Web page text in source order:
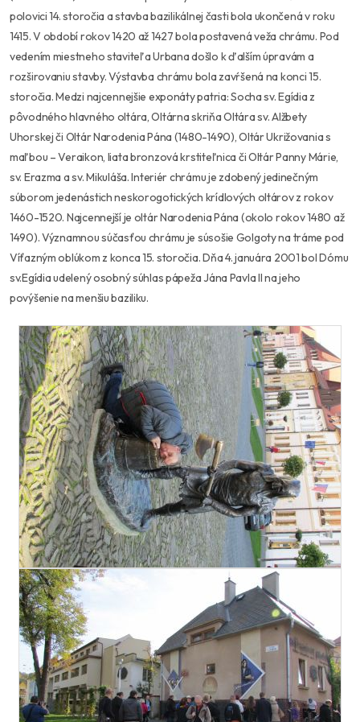
polovici 14. storočia a stavba bazilikálnej časti bola ukončená v roku
1415. V období rokov 1420 až 1427 bola postavená veža chrámu. Pod
vedením miestneho staviteľa Urbana došlo k ďalším úpravám a
rozširovaniu stavby. Výstavba chrámu bola zavŕšená na konci 15.
storočia. Medzi najcennejšie exponáty patria: Socha sv. Egídia z
pôvodného hlavného oltára, Oltárna skriňa Oltára sv. Alžbety
Uhorskej či Oltár Narodenia Pána (1480-1490), Oltár Ukrižovania s
maľbou – Veraikon, liata bronzová krstiteľnica či Oltár Panny Márie,
sv. Erazma a sv. Mikuláša. Interiér chrámu je zdobený jedinečným
súborom jedenástich neskorogotických krídlových oltárov z rokov
1460-1520. Najcennejší je oltár Narodenia Pána (okolo rokov 1480 až
1490). Významnou súčasťou chrámu je súsošie Golgoty na tráme pod
Víťazným oblúkom z konca 15. storočia. Dňa 4. januára 2001 bol Dómu
sv.Egídia udelený osobný súhlas pápeža Jána Pavla II na jeho
povýšenie na menšiu baziliku.